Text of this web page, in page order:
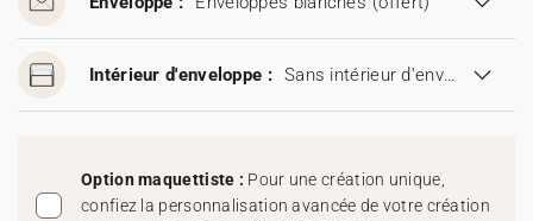
Intérieur d'enveloppe : Sans intérieur d'enveloppe
Option maquettiste : Pour une création unique,
confiez la personnalisation avancée de votre création